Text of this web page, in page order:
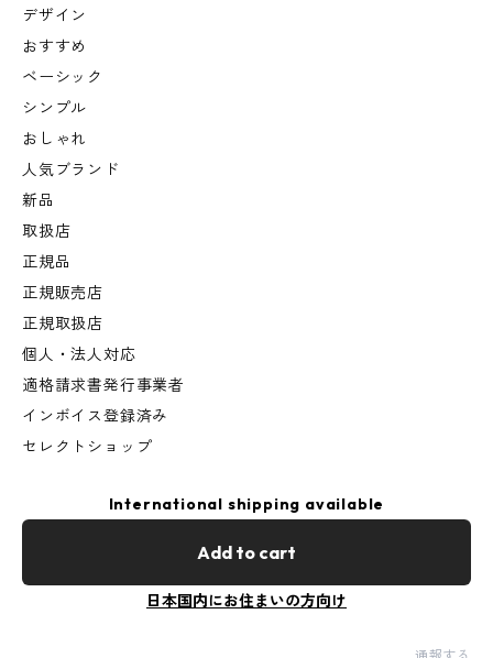
デザイン
おすすめ
ベーシック
シンプル
おしゃれ
人気ブランド
新品
取扱店
正規品
正規販売店
正規取扱店
個人・法人対応
適格請求書発行事業者
インボイス登録済み
セレクトショップ
International shipping available
Add to cart
日本国内にお住まいの方向け